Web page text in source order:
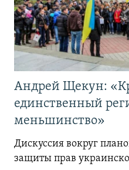
Андрей Щекун:
единственный
меньшинство»
Дискуссия вокруг
защиты прав